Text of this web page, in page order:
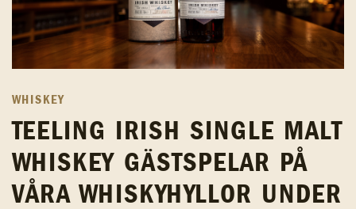
WHISKEY
TEELING IRISH SINGLE MALT
WHISKEY GÄSTSPELAR PÅ
VÅRA WHISKYHYLLOR UNDER